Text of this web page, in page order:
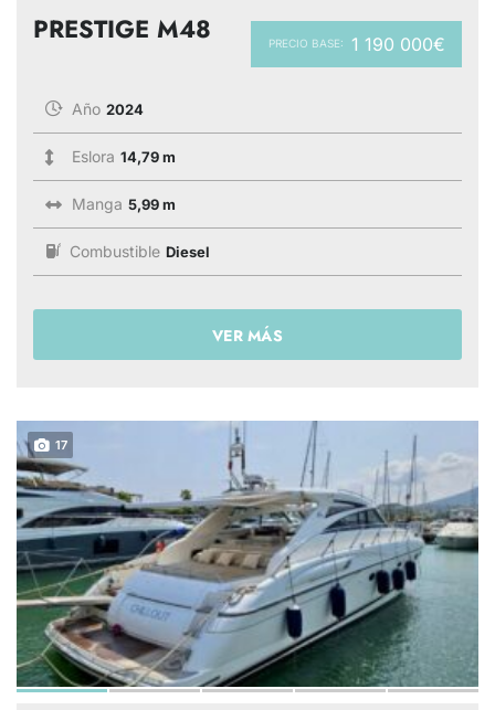
PRECIO BASE: 1 190 000€
PRESTIGE M48
Año 2024
Eslora 14,79 m
Manga 5,99 m
Combustible Diesel
VER MÁS
17